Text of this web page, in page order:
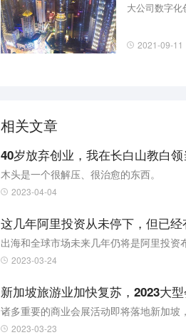
大公司数字
2021-09-11
相关文章
40岁放弃创业，我在长白山教白
木头是一个很解压、很治愈的东西。
2023-04-04
这几年阿里投资从未停下，但已
出海和全球市场未来几年仍将是阿里投资
2023-03-24
新加坡旅游业加快复苏，2023大
诸多重要的商业会展活动即将落地新加坡
2023-03-23